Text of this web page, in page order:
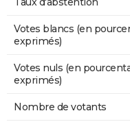
Votes blancs (en
exprimés)
Votes nuls (en
exprimés)
Nombre de votants